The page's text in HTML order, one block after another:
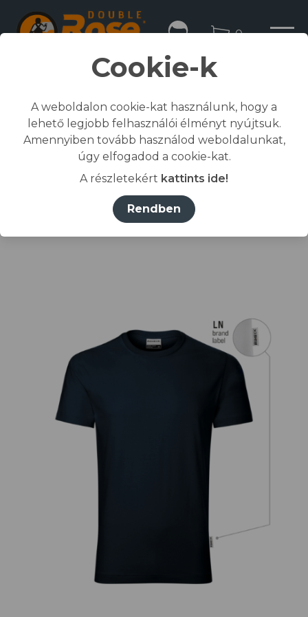
0
Kezdőlap
Összes termék
Munkaruházat
póló, ing, blúz
RIMECK® Póló férfi tengerészkék 02 (brand label)
Cookie-k
A weboldalon cookie-kat használunk, hogy a
lehető legjobb felhasználói élményt nyújtsuk.
Amennyiben tovább használod weboldalunkat,
úgy elfogadod a cookie-kat.
A részletekért kattints ide!
Rendben